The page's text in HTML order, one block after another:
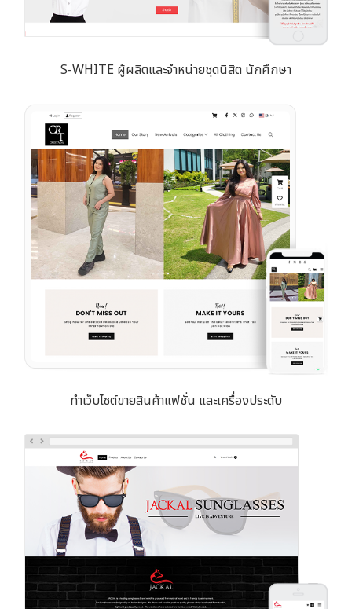
S-WHITE ผู้ผลิตและจำหน่ายชุดนิสิต นักศึกษา
ทำเว็บไซต์ขายสินค้าแฟชั่น และเครื่องประดับ